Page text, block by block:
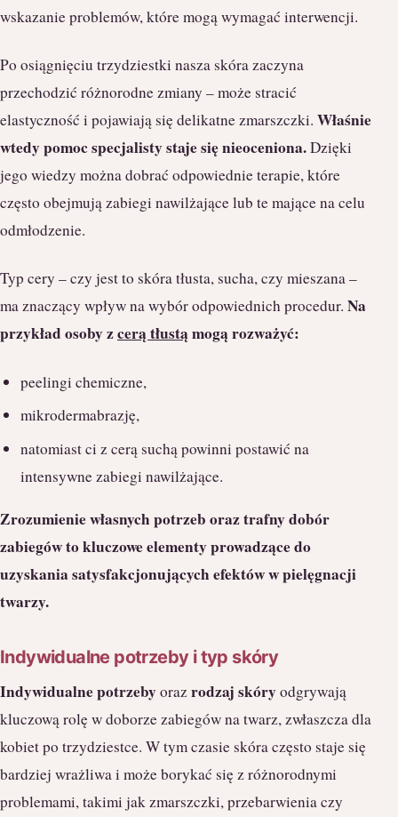
wskazanie problemów, które mogą wymagać interwencji.
Po osiągnięciu trzydziestki nasza skóra zaczyna
przechodzić różnorodne zmiany – może stracić
elastyczność i pojawiają się delikatne zmarszczki. Właśnie
wtedy pomoc specjalisty staje się nieoceniona.Dzięki
jego wiedzy można dobrać odpowiednie terapie, które
często obejmują zabiegi nawilżające lub te mające na celu
odmłodzenie.
Typ cery – czy jest to skóra tłusta, sucha, czy mieszana –
ma znaczący wpływ na wybór odpowiednich procedur. Na
przykład osoby zcerą tłustą mogą rozważyć:
peelingi chemiczne,
mikrodermabrazję,
natomiast ci z cerą suchą powinni postawić na
intensywne zabiegi nawilżające.
Zrozumienie własnych potrzeb oraz trafny dobór
zabiegów to kluczowe elementy prowadzące do
uzyskania satysfakcjonujących efektów w pielęgnacji
twarzy.
Indywidualne potrzeby i typ skóry
Indywidualne potrzebyorazrodzaj skóryodgrywają
kluczową rolę w doborze zabiegów na twarz, zwłaszcza dla
kobiet po trzydziestce. W tym czasie skóra często staje się
bardziej wrażliwa i może borykać się z różnorodnymi
problemami, takimi jak zmarszczki, przebarwienia czy